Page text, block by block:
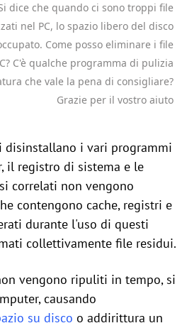
dice che quando ci sono troppi file
nel PC, lo spazio libero del disco
Come posso eliminare i file
C'è qualche programma di pulizia
che vale la pena di consigliare?
Grazie per il vostro aiuto
disinstallano i vari programmi
il registro di sistema e le
correlati non vengono
contengono cache, registri e
durante l'uso di questi
collettivamente file residui.
vengono ripuliti in tempo, si
causando
su disco o addirittura un